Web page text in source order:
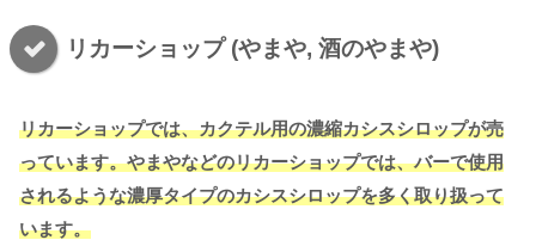
リカーショップ (やまや, 酒のやまや)
リカーショップでは、カクテル用の濃縮カシスシロップが売
っています。やまやなどのリカーショップでは、バーで使用
されるような濃厚タイプのカシスシロップを多く取り扱って
います。